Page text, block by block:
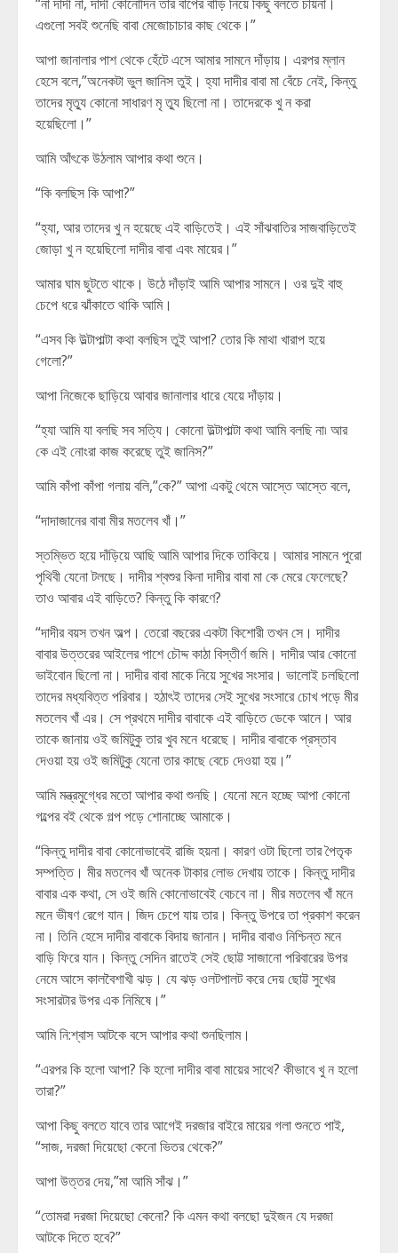
এগুলো সবই শুনেছি বাবা মেজোচাচার কাছ থেকে।”
আপা জানালার পাশ থেকে হেঁটে এসে আমার সামনে দাঁড়ায়। এরপর ম্লান
হেসে বলে,”অনেকটা ভুল জানিস তুই। হ্যা দাদীর বাবা মা বেঁচে নেই, কিন্তু
তাদের মৃত্যু কোনো সাধারণ মৃ ত্যু ছিলো না। তাদেরকে খু ন করা
হয়েছিলো।”
আমি আঁৎকে উঠলাম আপার কথা শুনে।
“কি বলছিস কি আপা?”
“হ্যা, আর তাদের খু ন হয়েছে এই বাড়িতেই। এই সাঁঝবাতির সাজবাড়িতেই
জোড়া খু ন হয়েছিলো দাদীর বাবা এবং মায়ের।”
আমার ঘাম ছুটতে থাকে। উঠে দাঁড়াই আমি আপার সামনে। ওর দুই বাহু
চেপে ধরে ঝাঁকাতে থাকি আমি।
“এসব কি উল্টাপাল্টা কথা বলছিস তুই আপা? তোর কি মাথা খারাপ হয়ে
গেলো?”
আপা নিজেকে ছাড়িয়ে আবার জানালার ধারে যেয়ে দাঁড়ায়।
“হ্যা আমি যা বলছি সব সত্যি। কোনো উল্টাপাল্টা কথা আমি বলছি না৷ আর
কে এই নোংরা কাজ করেছে তুই জানিস?”
আমি কাঁপা কাঁপা গলায় বলি,”কে?” আপা একটু থেমে আস্তে আস্তে বলে,
“দাদাজানের বাবা মীর মতলেব খাঁ।”
স্তম্ভিত হয়ে দাঁড়িয়ে আছি আমি আপার দিকে তাকিয়ে। আমার সামনে পুরো
পৃথিবী যেনো টলছে। দাদীর শ্বশুর কিনা দাদীর বাবা মা কে মেরে ফেলেছে?
তাও আবার এই বাড়িতে? কিন্তু কি কারণে?
“দাদীর বয়স তখন অল্প। তেরো বছরের একটা কিশোরী তখন সে। দাদীর
বাবার উত্তরের আইলের পাশে চৌদ্দ কাঠা বিস্তীর্ণ জমি। দাদীর আর কোনো
ভাইবোন ছিলো না। দাদীর বাবা মাকে নিয়ে সুখের সংসার। ভালোই চলছিলো
তাদের মধ্যবিত্ত পরিবার। হঠাৎই তাদের সেই সুখের সংসারে চোখ পড়ে মীর
মতলেব খাঁ এর। সে প্রথমে দাদীর বাবাকে এই বাড়িতে ডেকে আনে। আর
তাকে জানায় ওই জমিটুকু তার খুব মনে ধরেছে। দাদীর বাবাকে প্রস্তাব
দেওয়া হয় ওই জমিটুকু যেনো তার কাছে বেচে দেওয়া হয়।”
আমি মন্ত্রমুগ্ধের মতো আপার কথা শুনছি। যেনো মনে হচ্ছে আপা কোনো
গল্পের বই থেকে গল্প পড়ে শোনাচ্ছে আমাকে।
“কিন্তু দাদীর বাবা কোনোভাবেই রাজি হয়না। কারণ ওটা ছিলো তার পৈতৃক
সম্পত্তি। মীর মতলেব খাঁ অনেক টাকার লোভ দেখায় তাকে। কিন্তু দাদীর
বাবার এক কথা, সে ওই জমি কোনোভাবেই বেচবে না। মীর মতলেব খাঁ মনে
মনে ভীষণ রেগে যান। জিদ চেপে যায় তার। কিন্তু উপরে তা প্রকাশ করেন
না। তিনি হেসে দাদীর বাবাকে বিদায় জানান। দাদীর বাবাও নিশ্চিন্ত মনে
বাড়ি ফিরে যান। কিন্তু সেদিন রাতেই সেই ছোট্ট সাজানো পরিবারের উপর
নেমে আসে কালবৈশাখী ঝড়। যে ঝড় ওলটপালট করে দেয় ছোট্ট সুখের
সংসারটার উপর এক নিমিষে।”
আমি নি:শ্বাস আটকে বসে আপার কথা শুনছিলাম।
“এরপর কি হলো আপা? কি হলো দাদীর বাবা মায়ের সাথে? কীভাবে খু ন হলো
তারা?”
আপা কিছু বলতে যাবে তার আগেই দরজার বাইরে মায়ের গলা শুনতে পাই,
“সাজ, দরজা দিয়েছো কেনো ভিতর থেকে?”
আপা উত্তর দেয়,”মা আমি সাঁঝ।”
“তোমরা দরজা দিয়েছো কেনো? কি এমন কথা বলছো দুইজন যে দরজা
আটকে দিতে হবে?”